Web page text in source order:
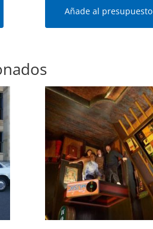
Añade al presupuesto